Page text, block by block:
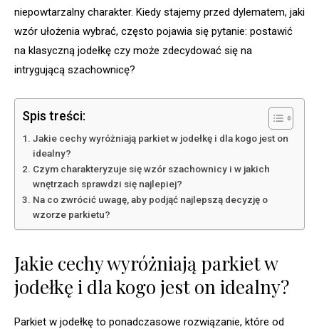
niepowtarzalny charakter. Kiedy stajemy przed dylematem, jaki
wzór ułożenia wybrać, często pojawia się pytanie: postawić
na klasyczną jodełkę czy może zdecydować się na
intrygującą szachownicę?
Spis treści:
Jakie cechy wyróżniają parkiet w jodełkę i dla kogo jest on
idealny?
Czym charakteryzuje się wzór szachownicy i w jakich
wnętrzach sprawdzi się najlepiej?
Na co zwrócić uwagę, aby podjąć najlepszą decyzję o
wzorze parkietu?
Jakie cechy wyróżniają parkiet w
jodełkę i dla kogo jest on idealny?
Parkiet w jodełkę to ponadczasowe rozwiązanie, które od